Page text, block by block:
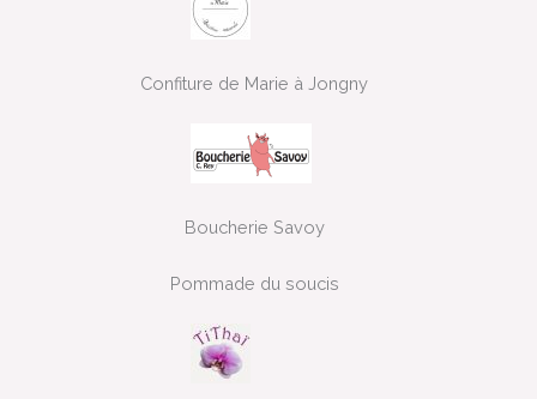
Confiture de Marie à Jongny
Boucherie Savoy
Pommade du soucis